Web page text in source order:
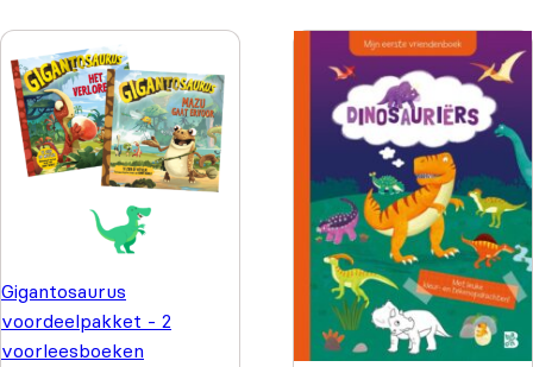
Gigantosaurus
voordeelpakket - 2
voorleesboeken